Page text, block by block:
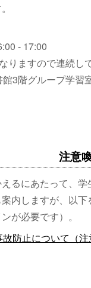
- 17:00
りますので連続し
3階グループ学習
注意
るにあたって、
内しますが、以
が必要です）。
防止について（注